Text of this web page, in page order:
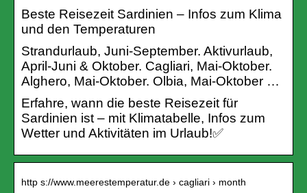
Beste Reisezeit Sardinien – Infos zum Klima
und den Temperaturen
Strandurlaub, Juni-September. Aktivurlaub,
April-Juni & Oktober. Cagliari, Mai-Oktober.
Alghero, Mai-Oktober. Olbia, Mai-Oktober …
Erfahre, wann die beste Reisezeit für
Sardinien ist – mit Klimatabelle, Infos zum
Wetter und Aktivitäten im Urlaub!✅
http s://www.meerestemperatur.de › cagliari › month